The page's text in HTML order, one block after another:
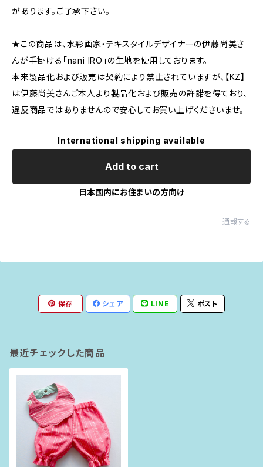
があります。ご了承下さい。
★この商品は、水彩画家・テキスタイルデザイナーの伊藤尚美さ
んが手掛ける「nani IRO」の生地を使用しております。
本来製品化および販売は契約により禁止されていますが、【KZ】
は伊藤尚美さんご本人より製品化および販売の許諾を得ており、
違反商品ではありませんので安心してお買い上げくださいませ。
International shipping available
Add to cart
日本国内にお住まいの方向け
通報する
保存 シェア LINE ポスト
最近チェックした商品